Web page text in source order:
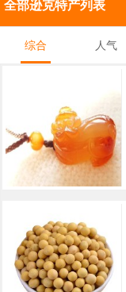
全部逊克特产列表
综合 人气